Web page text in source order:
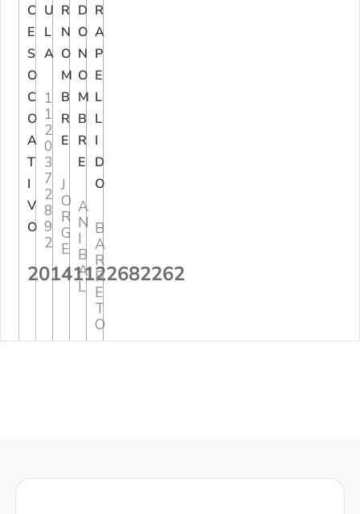
C
E
S
O
C
O
A
T
I
V
O
20141122682262
U
L
A
1
1
2
0
3
7
2
8
9
2
R
N
O
M
B
R
E
J
O
R
G
E
D
O
N
O
M
B
R
E
A
N
I
B
A
L
R
A
P
E
L
L
I
D
O
B
A
R
R
E
T
O